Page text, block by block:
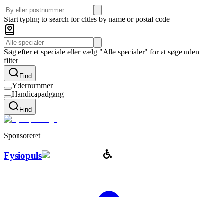
Start typing to search for cities by name or postal code
Søg efter et speciale eller vælg "Alle specialer" for at søge uden
filter
Find
Ydernummer
Handicapadgang
Find
Sponsoreret
Fysiopuls